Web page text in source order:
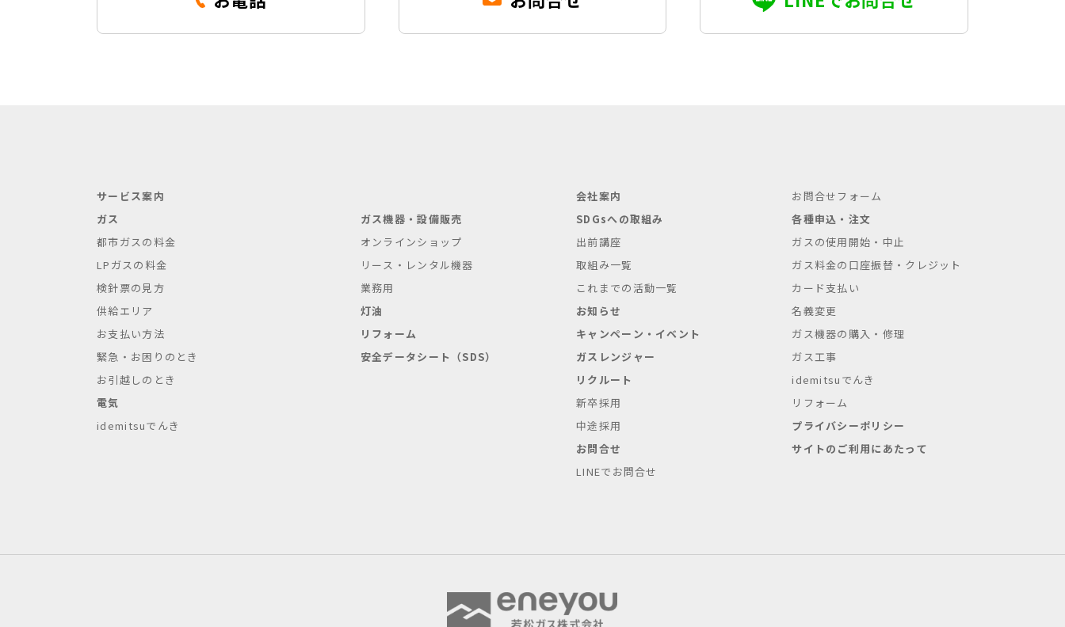
サービス案内
ガス
都市ガスの料金
LPガスの料金
検針票の見方
供給エリア
お支払い方法
緊急・お困りのとき
お引越しのとき
電気
idemitsuでんき
ガス機器・設備販売
オンラインショップ
リース・レンタル機器
業務用
灯油
リフォーム
安全データシート（SDS）
会社案内
SDGsへの取組み
出前講座
取組み一覧
これまでの活動一覧
お知らせ
キャンペーン・イベント
ガスレンジャー
リクルート
新卒採用
中途採用
お問合せ
LINEでお問合せ
お問合せフォーム
各種申込・注文
ガスの使用開始・中止
ガス料金の口座振替・クレジット
カード支払い
名義変更
ガス機器の購入・修理
ガス工事
idemitsuでんき
リフォーム
プライバシーポリシー
サイトのご利用にあたって